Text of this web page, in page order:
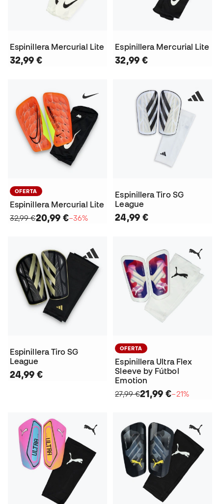
Espinillera Mercurial Lite
32,99 €
Espinillera Mercurial Lite
32,99 €
OFERTA
Espinillera Mercurial Lite
32,99 €20,99 €−36%
Espinillera Tiro SG
League
24,99 €
Espinillera Tiro SG
League
24,99 €
OFERTA
Espinillera Ultra Flex
Sleeve by Fútbol
Emotion
27,99 €21,99 €−21%